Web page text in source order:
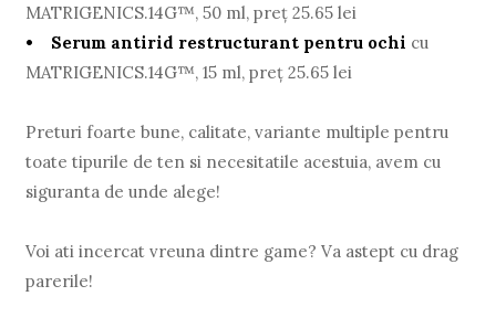
MATRIGENICS.14G™, 50 ml, preţ 25.65 lei
• Serum antirid restructurant pentru ochi cu
MATRIGENICS.14G™, 15 ml, preţ 25.65 lei
Preturi foarte bune, calitate, variante multiple pentru
toate tipurile de ten si necesitatile acestuia, avem cu
siguranta de unde alege!
Voi ati incercat vreuna dintre game? Va astept cu drag
parerile!